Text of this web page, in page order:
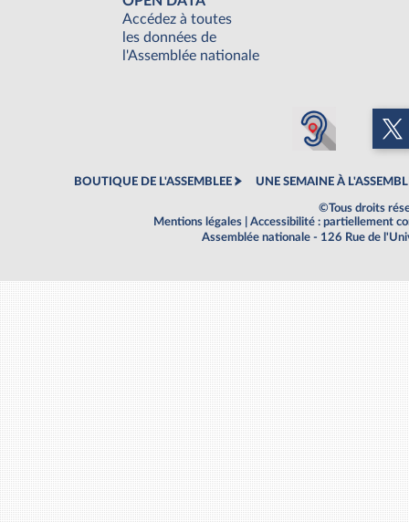
Accédez à toutes
les données de
l'Assemblée nationale
BOUTIQUE DE L'ASSEMBLEE UNE SEMAINE À
©Tous droits
Mentions légales
Accessibilité : partiellement
Assemblée nationale - 126 Rue de